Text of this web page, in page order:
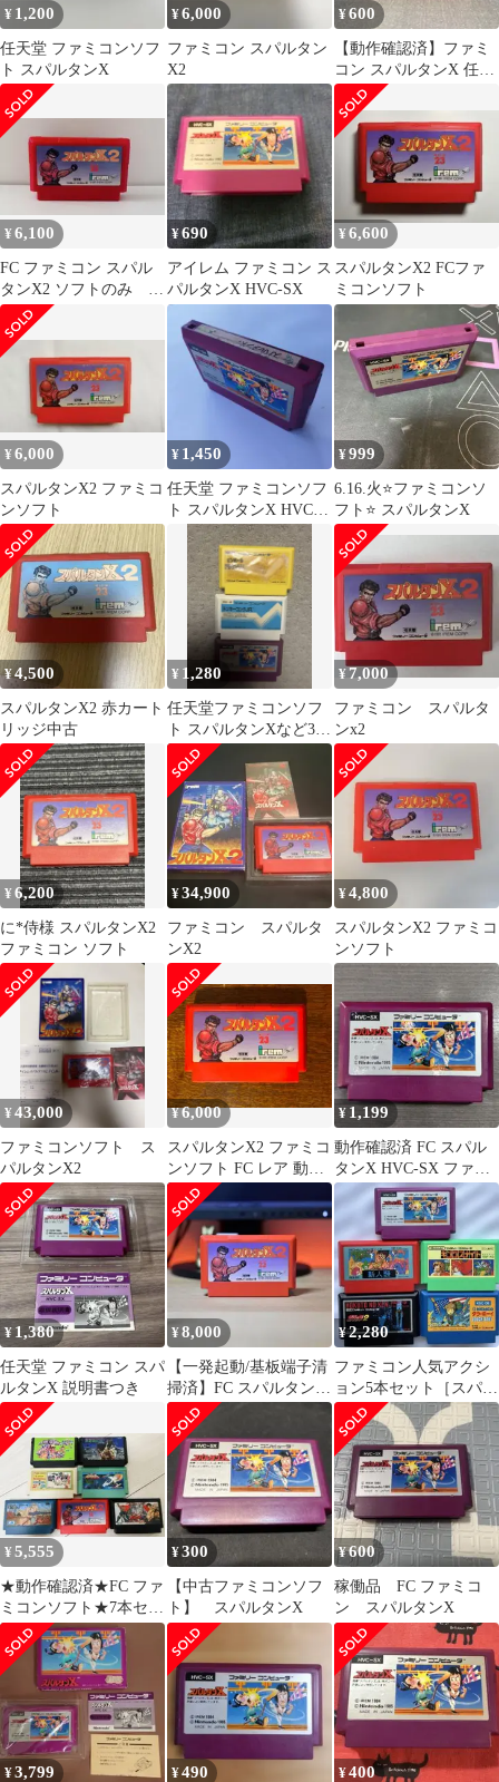
¥ 1,200
任天堂 ファミコンソフ
ト スパルタンX
¥6,000
ファミコン スパルタン
X2
¥600
【動作確認済】ファミ
コン スパルタンX 任天
堂 IREM ※背面落書き
あり
¥6,100
FC ファミコン スパル
タンX2 ソフトのみ 動
作確認済み
¥690
アイレム ファミコン ス
パルタンX HVC-SX
¥6,600
スパルタンX2 FCファ
ミコンソフト
¥6,000
スパルタンX2 ファミコ
ンソフト
¥ 1,450
任天堂 ファミコンソフ
ト スパルタンX HVC-
¥999
6.16.火⭐️ファミコンソ
フト⭐️ スパルタンX
¥4,500
スパルタンX2 赤カート
リッジ中古
¥ 1,280
任天堂ファミコンソフ
ト スパルタンXなど3本
セット
¥7,000
ファミコン スパルタ
ンx2
¥6,200
に*侍様 スパルタンX2
ファミコン ソフト
¥34,900
ファミコン スパルタ
ンX2
¥4,800
スパルタンX2 ファミコ
ンソフト
¥43,000
ファミコンソフト ス
パルタンX2
¥6,000
スパルタンX2 ファミコ
ンソフト FC レア 動作
確認済
¥ 1,199
動作確認済 FC スパル
タンX HVC-SX ファミ
コン
¥ 1,380
任天堂 ファミコン スパ
ルタンX 説明書つき
¥8,000
⁠【一発起動/基板端子清
掃済】FC スパルタン
X2 アイレム⁠
¥2,280
ファミコン人気アクシ
ョン5本セット［スパル
タンX&新人類他］
¥5,555
★動作確認済★FC ファ
ミコンソフト★7本セッ
トまとめ売り★
¥300
【中古ファミコンソフ
ト】 スパルタンX
¥600
稼働品 FC ファミコ
ン スパルタンX
¥3,799 ¥490 ¥400